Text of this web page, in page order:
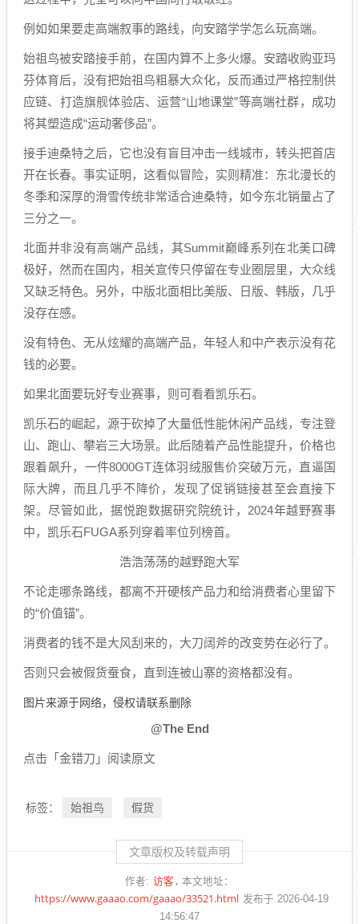
例如如果要走高端叙事的路线，向安踏学学怎么玩高端。
始祖鸟被安踏接手前，在国内算不上多火爆。安踏收购亚玛
芬体育后，没有把始祖鸟粗暴大众化，反而通过严格控制供
应链、打造旗舰体验店、运营“山地课堂”等高端社群，成功
将其塑造成“运动奢侈品”。
接手迪桑特之后，它也没有盲目冲击一线城市，转头把首店
开在长春。事实证明，这看似冒险，实则精准：东北漫长的
冬季和深厚的滑雪传统非常适合迪桑特，如今东北销量占了
三分之一。
北面并非没有高端产品线，其Summit巅峰系列在北美口碑
极好，然而在国内，相关宣传只停留在专业圈层里，大众线
又缺乏特色。另外，中版北面相比美版、日版、韩版，几乎
没存在感。
没有特色、无从炫耀的高端产品，年轻人和中产表示没有花
钱的必要。
如果北面要玩好专业赛事，则可看看凯乐石。
凯乐石的崛起，源于砍掉了大量低性能休闲产品线，专注登
山、跑山、攀岩三大场景。此后随着产品性能提升，价格也
跟着飙升，一件8000GT连体羽绒服售价突破万元，直逼国
际大牌，而且几乎不降价，发现了促销链接甚至会直接下
架。尽管如此，据悦跑数据研究院统计，2024年越野赛事
中，凯乐石FUGA系列穿着率位列榜首。
浩浩荡荡的越野跑大军
不论走哪条路线，都离不开硬核产品力和给消费者心里留下
的“价值锚”。
消费者的钱不是大风刮来的，大刀阔斧的改变势在必行了。
否则只会被假货蚕食，直到连被山寨的资格都没有。
图片来源于网络，侵权请联系删除
@The End
点击「金错刀」阅读原文
标签： 始祖鸟 假货
文章版权及转载声明
作者: 访客 本文地址：
https://www.gaaao.com/gaaao/33521.html 发布于 2026-04-19
14:56:47